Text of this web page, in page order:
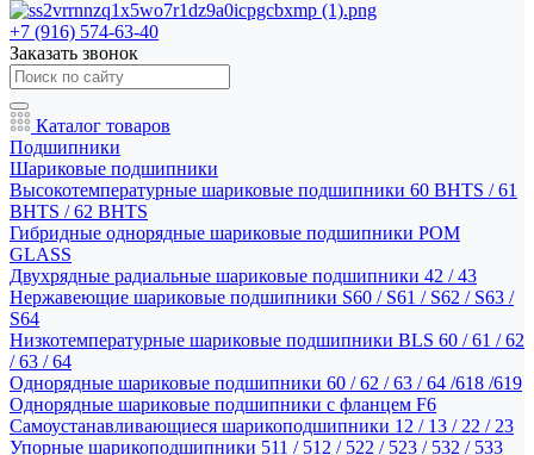
+7 (916) 574-63-40
Заказать звонок
Каталог товаров
Подшипники
Шариковые подшипники
Высокотемпературные шариковые подшипники 60 BHTS / 61
BHTS / 62 BHTS
Гибридные однорядные шариковые подшипники POM
GLASS
Двухрядные радиальные шариковые подшипники 42 / 43
Нержавеющие шариковые подшипники S60 / S61 / S62 / S63 /
S64
Низкотемпературные шариковые подшипники BLS 60 / 61 / 62
/ 63 / 64
Однорядные шариковые подшипники 60 / 62 / 63 / 64 /618 /619
Однорядные шариковые подшипники с фланцем F6
Самоустанавливающиеся шарикоподшипники 12 / 13 / 22 / 23
Упорные шарикоподшипники 511 / 512 / 522 / 523 / 532 / 533